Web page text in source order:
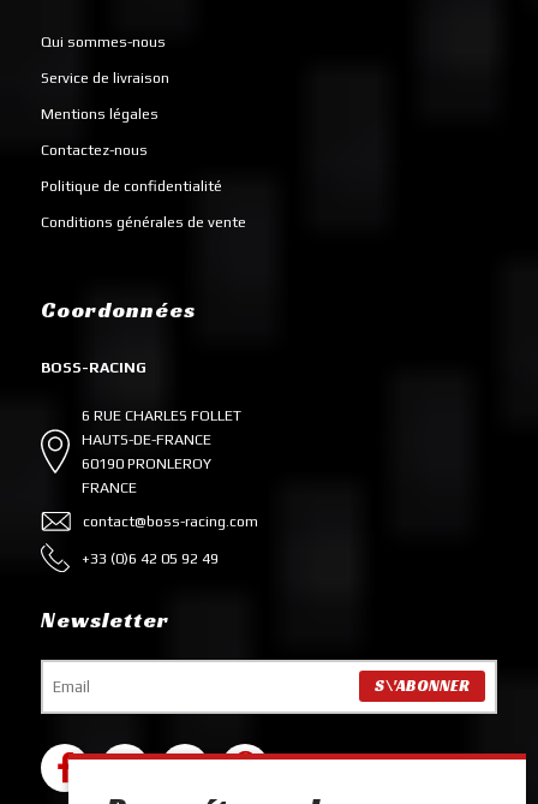
Qui sommes-nous
Service de livraison
Mentions légales
Contactez-nous
Politique de confidentialité
Conditions générales de vente
Coordonnées
BOSS-RACING
6 RUE CHARLES FOLLET
HAUTS-DE-FRANCE
60190 PRONLEROY
FRANCE
contact@boss-racing.com
+33 (0)6 42 05 92 49
Newsletter